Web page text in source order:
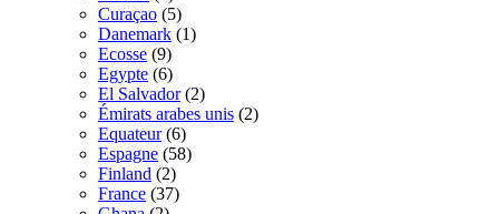
Curaçao (5)
Danemark (1)
Ecosse (9)
Egypte (6)
El Salvador (2)
Émirats arabes unis (2)
Equateur (6)
Espagne (58)
Finland (2)
France (37)